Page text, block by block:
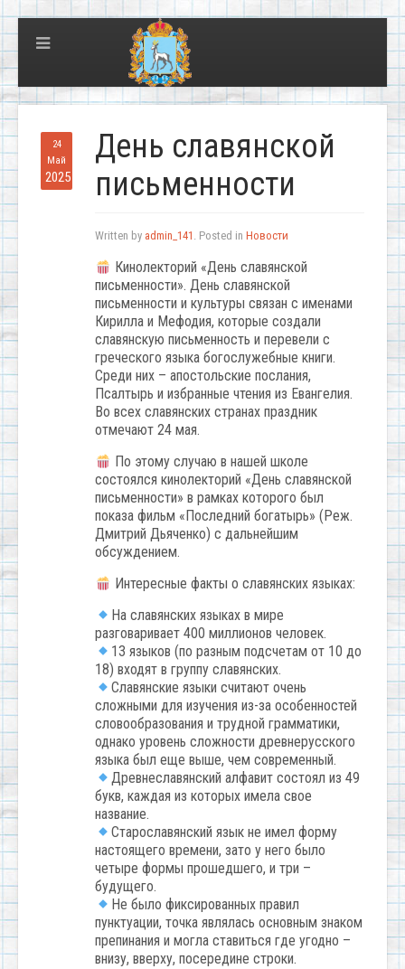
24
Май
2025
День славянской
письменности
Written by admin_141 . Posted in Новости
Кинолекторий «День славянской
письменности». День славянской
письменности и культуры связан с именами
Кирилла и Мефодия, которые создали
славянскую письменность и перевели с
греческого языка богослужебные книги.
Среди них – апостольские послания,
Псалтырь и избранные чтения из Евангелия.
Во всех славянских странах праздник
отмечают 24 мая.
По этому случаю в нашей школе
состоялся кинолекторий «День славянской
письменности» в рамках которого был
показа фильм «Последний богатырь» (Реж.
Дмитрий Дьяченко) с дальнейшим
обсуждением.
Интересные факты о славянских языках:
На славянских языках в мире
разговаривает 400 миллионов человек.
13 языков (по разным подсчетам от 10 до
18) входят в группу славянских.
Славянские языки считают очень
сложными для изучения из-за особенностей
словообразования и трудной грамматики,
однако уровень сложности древнерусского
языка был еще выше, чем современный.
Древнеславянский алфавит состоял из 49
букв, каждая из которых имела свое
название.
Старославянский язык не имел форму
настоящего времени, зато у него было
четыре формы прошедшего, и три –
будущего.
Не было фиксированных правил
пунктуации, точка являлась основным знаком
препинания и могла ставиться где угодно –
внизу, вверху, посередине строки.